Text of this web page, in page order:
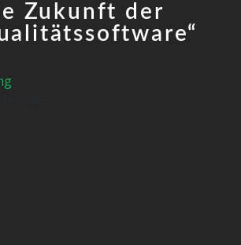
Zukunft der